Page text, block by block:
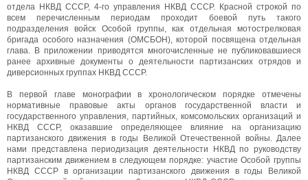
отдела НКВД СССР, 4-го управления НКВД СССР. Красной строкой по
всем перечисленным периодам проходит боевой путь такого
подразделения войск Особой группы, как отдельная мотострелковая
бригада особого назначения (ОМСБОН), которой посвящена отдельная
глава. В приложении приводятся многочисленные не публиковавшиеся
ранее архивные документы о деятельности партизанских отрядов и
диверсионных группах НКВД СССР.
В первой главе монографии в хронологическом порядке отмечены
нормативные правовые акты органов государственной власти и
государственного управления, партийных, комсомольских организаций и
НКВД СССР, оказавшие определяющее влияние на организацию
партизанского движения в годы Великой Отечественной войны. Далее
нами представлена периодизация деятельности НКВД по руководству
партизанским движением в следующем порядке: участие Особой группы
НКВД СССР в организации партизанского движения в годы Великой